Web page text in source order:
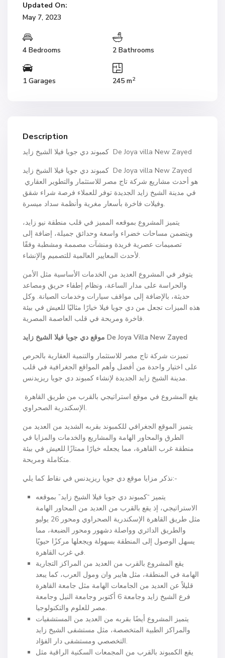
Updated On:
May 7, 2023
4 Bedrooms 2 Bathrooms
1 Garages 245 m2
Description
كمبوند دي جويا فيلا الشيخ زايد De Joya villa New Zayed
كمبوند دي جويا فيلا الشيخ زايد De Joya villa New Zayed
في مدينة الشيخ زايد الجديدة توفر للعملاء فرصة شراء شقق
وفيلات فاخرة بأسعار مغرية وأنظمة سداد ميسرة.
يتميز المشروع بموقعه المميز في قلب منطقة نيو زايد،
ويتضمن مساحات خضراء واسعة وحدائق جميلة، إضافة إلى
تصميمات عصرية فريدة ومنشآت مصممة ومشطبة وفقًا
لأحدث المعايير العالمية للتصميم والإنشاء.
يتوفر في المشروع العديد من الخدمات الأساسية مثل الأمن
والحراسة على مدار الساعة، ونظام إطفاء حريق ومصاعد
حديثة، بالإضافة إلى مواقف سيارات وخدمات الصيانة. وكل
هذه الميزات تجعل من دي جويا فيلا خيارًا مثاليًا للعيش في بيئة
فاخرة ومريحة في قلب العاصمة المصرية.
موقع دي جويا فيلا الشيخ زايدDe Joya Villa New Zayed
تميزت شركة تاج مصر للاستثمار والتنمية العقارية بالحرص
على اختيار واحدة من أفضل وأهم المواقع الجغرافية في قلب
مدينة الشيخ زايد الجديدة لإنشاء كمبوند دي جويا ريزيدنس.
الإسكندرية الصحراوي.
يتميز الموقع الجغرافي للكمبوند بقربه الشديد من العديد من
الطرق والمحاور الهامة والمشاريع والخدمات والمزايا في
منطقة غرب القاهرة، مما يجعله خيارًا ممتازًا للعيش في بيئة
متكاملة ومريحة.
نذكر مزايا موقع دي جويا ريزيدنس في نقاط كما يلي:-
يتميز “كمبوند دي جويا فيلا الشيخ زايد” بموقعه
الاستراتيجي، إذ يقع بالقرب من العديد من المحاور الهامة
مثل طريق القاهرة الإسكندرية الصحراوي ومحور 26 يوليو
والطريق الدائري وواصلة دشهور ومحور الضبعة، مما
يسهل الوصول إلى المنطقة بسهولة ويجعلها مركزًا حيويًا
في غرب القاهرة.
يقع المشروع بالقرب من العديد من المراكز التجارية
الهامة في المنطقة، مثل هايبر وان ومول العرب، كما يبعد
قليلاً عن العديد من الجامعات الهامة مثل جامعة القاهرة
فرع الشيخ زايد وجامعة 6 أكتوبر وجامعة النيل وجامعة
مصر للعلوم والتكنولوجيا.
يتميز المشروع أيضًا بقربه من العديد من المستشفيات
والمراكز الطبية المتخصصة، مثل مستشفى الشيخ زايد
التخصصي ومستشفى دار الفؤاد.
يقع الكمبوند بالقرب من المجمعات السكنية الراقية مثل